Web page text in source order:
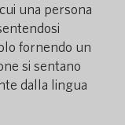
una persona
fornendo un
si sentano
dalla lingua